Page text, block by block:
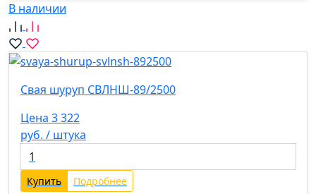
В наличии
Свая шуруп СВЛНШ-89/2500
Цена 3 322
руб. / штука
Купить Подробнее